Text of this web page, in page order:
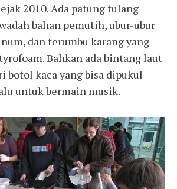
2010. Ada patung tulang
bahan pemutih, ubur-ubur
dan terumbu karang yang
Bahkan ada bintang laut
botol kaca yang bisa dipukul-
untuk bermain musik.